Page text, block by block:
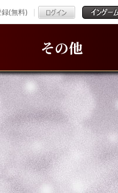
(無料)
その他